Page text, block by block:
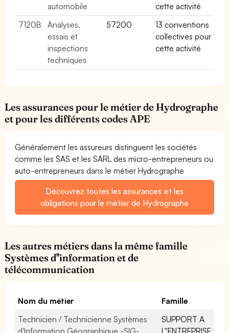
automobile
cette activité
7120B
Analyses,
essais et
inspections
techniques
57200
13 conventions
collectives pour
cette activité
Les assurances pour le métier de Hydrographe
et pour les différents codes APE
Généralement les assureurs distinguent les sociétés
comme les SAS et les SARL des micro-entrepreneurs ou
auto-entrepreneurs dans le métier Hydrographe
Découvrez toutes les assurances et les
obligations pour le métier de Hydrographe
Les autres métiers dans la même famille
Systèmes d''information et de
télécommunication
Nom du métier
Famille
Technicien / Technicienne Systèmes
d'Information Géographique -SIG-
SUPPORT A
L''ENTREPRISE